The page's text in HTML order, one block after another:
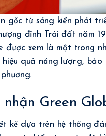
gốc từ sáng kiến phát
đỉnh Trái đất năm
được xem là một trong
quả năng lượng,
Green
kế dựa trên hệ thống